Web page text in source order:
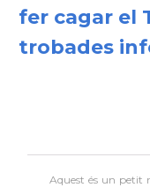
fer cagar el
trobades
Aquest és un petit